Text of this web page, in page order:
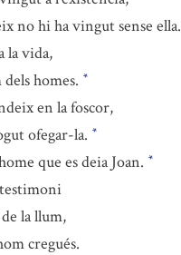
no hi ha vingut sense ella.
la vida,
homes. *
en la foscor,
ofegar-la. *
que es deia Joan. *
la llum,
cregués.